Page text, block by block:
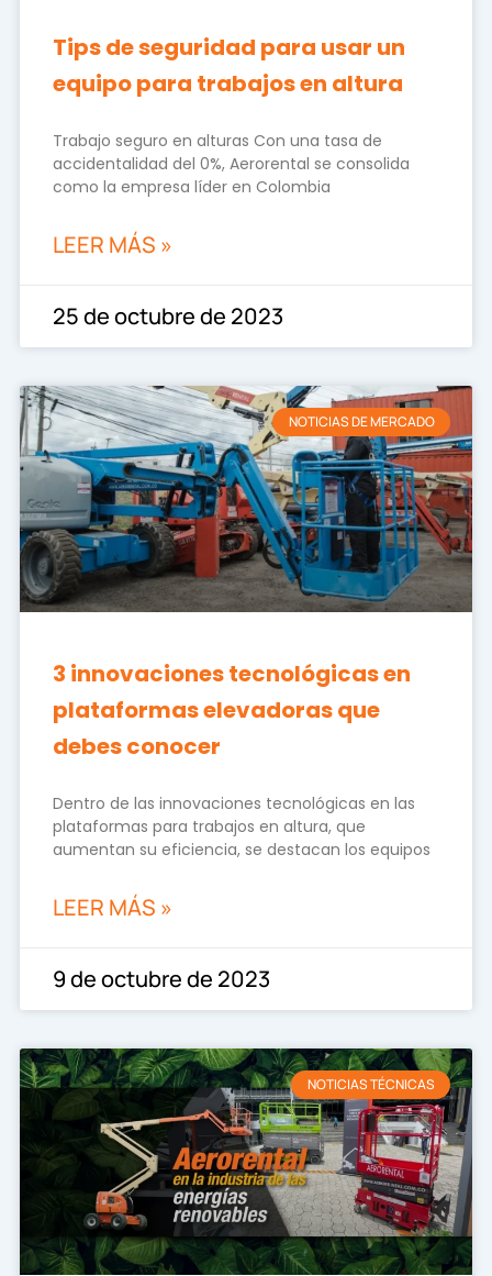
Tips de seguridad para usar un
equipo para trabajos en altura
Trabajo seguro en alturas Con una tasa de
accidentalidad del 0%, Aerorental se consolida
como la empresa líder en Colombia
LEER MÁS »
25 de octubre de 2023
NOTICIAS DE MERCADO
3 innovaciones tecnológicas en
plataformas elevadoras que
debes conocer
Dentro de las innovaciones tecnológicas en las
plataformas para trabajos en altura, que
aumentan su eficiencia, se destacan los equipos
LEER MÁS »
9 de octubre de 2023
NOTICIAS TÉCNICAS